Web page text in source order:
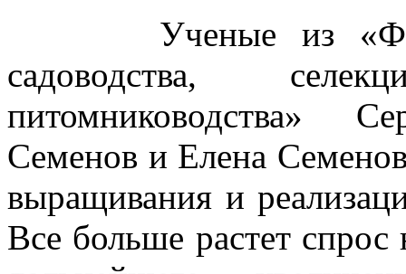
Ученые из
садоводства,
питомниководства»
Семенов и Елена
выращивания и
Все больше растет